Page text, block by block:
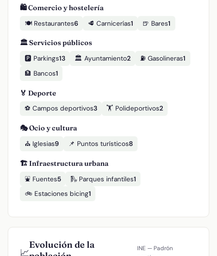
🛍️ Comercio y hostelería
🍽️ Restaurantes6 🥩 Carnicerías1 🍺 Bares1
🏛️ Servicios públicos
🅿️ Parkings13 🏛️ Ayuntamiento2 ⛽ Gasolineras1
🏦 Bancos1
🏅 Deporte
⚽ Campos deportivos3 🏋️ Polideportivos2
🎭 Ocio y cultura
⛪ Iglesias9 📌 Puntos turísticos8
🏗️ Infraestructura urbana
⛲ Fuentes5 🛝 Parques infantiles1
🚲 Estaciones bicing1
📈
Evolución de la
INE — Padrón